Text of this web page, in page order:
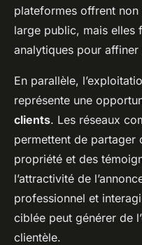
plateformes offrent non
large public, mais elles
analytiques pour
En parallèle,
représente une
clients. Les réseaux
permettent de partager
propriété et des
l’attractivité de
professionnel et
ciblée peut générer de
clientèle.